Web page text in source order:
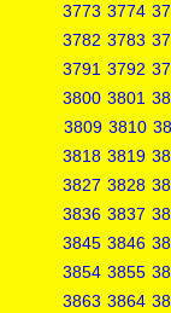
3773 3774
3782 3783
3791 3792
3800 3801
3809 3810
3818 3819
3827 3828
3836 3837
3845 3846
3854 3855
3863 3864